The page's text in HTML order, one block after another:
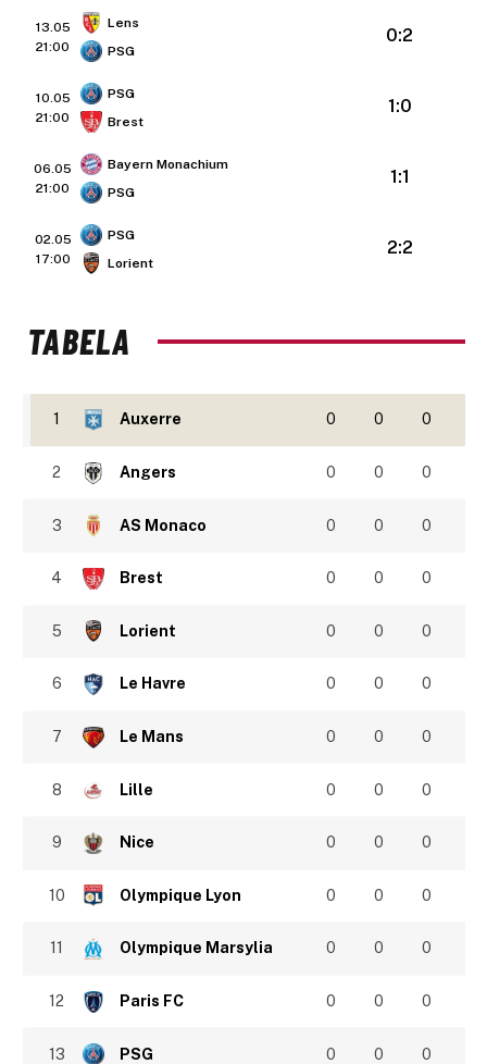
13.05
21:00
Lens
PSG
0:2
10.05
21:00
PSG
Brest
1:0
06.05
21:00
Bayern Monachium
PSG
1:1
02.05
17:00
PSG
Lorient
2:2
TABELA
1 Auxerre 0 0 0
2 Angers 0 0 0
3 AS Monaco 0 0 0
4 Brest 0 0 0
5 Lorient 0 0 0
6 Le Havre 0 0 0
7 Le Mans 0 0 0
8 Lille 0 0 0
9 Nice 0 0 0
10 Olympique Lyon 0 0 0
11 Olympique Marsylia 0 0 0
12 Paris FC 0 0 0
13 PSG 0 0 0